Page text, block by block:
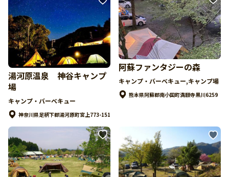
湯河原温泉 神谷キャンプ
場
キャンプ・バーベキュー
神奈川県足柄下郡湯河原町宮上773-151
阿蘇ファンタジーの森
キャンプ・バーベキュー,キャンプ場
熊本県阿蘇郡南小国町満願寺黒川6259